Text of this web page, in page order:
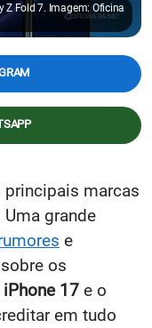
Z Fold 7. Imagem: Oficina
principais marcas
grande
e
os
iPhone 17 e o
em tudo